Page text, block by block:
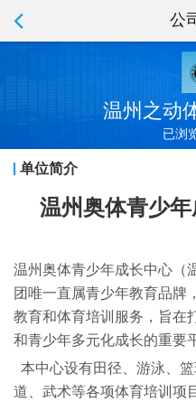
公
温州之动
已浏
单位简介
温州奥体青少
温州奥体青少年成长中心（
团唯一直属青少年教育品牌
教育和体育培训服务，旨在
和青少年多元化成长的重要
本中心设有田径、游泳、 篮
道、武术等各项体育培训项